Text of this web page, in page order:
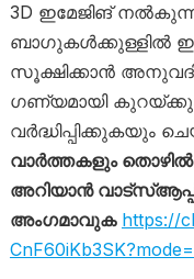
3D ഇമേജിങ്
ബാഗുകൾക്കുള്ളിൽ
സൂക്ഷിക്കാൻ
ഗണ്യമായി
വർദ്ധിപ്പിക്കുകയും
വാർത്തകളും
അറിയാൻ വാട്സ്ആപ്പ്
അംഗമാവുക https://